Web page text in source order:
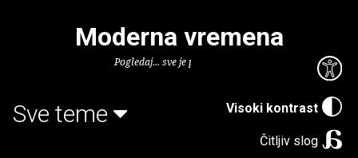
Visoki kontrast
Čitljiv slog
Moderna vremena
Pogledaj... sve je puno knjiga.
Sve teme